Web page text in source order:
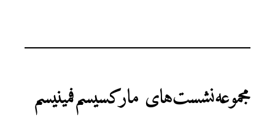
مجموعه‌نشست‌های مارکسیسم‌فمینیسم